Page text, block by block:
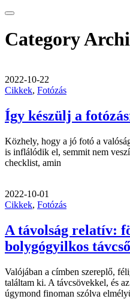
Main
Category
2022-10-22
Cikkek, Fotózás
Így készülj a
Közhely, hogy a jó fotó a
is inflálódik el, semmit nem
checklist, amin
2022-10-01
Cikkek, Fotózás
A távolság relatív:
bolygógyilkos
Valójában a címben szereplő,
találtam ki. A távcsövekkel, és
úgymond finoman szólva